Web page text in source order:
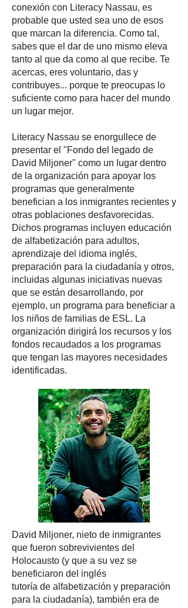
conexión con Literacy Nassau, es
probable que usted sea uno de esos
que marcan la diferencia. Como tal,
sabes que el dar de uno mismo eleva
tanto al que da como al que recibe. Te
acercas, eres voluntario, das y
contribuyes... porque te preocupas lo
suficiente como para hacer del mundo
un lugar mejor.
Literacy Nassau se enorgullece de
presentar el "Fondo del legado de
David Miljoner" como un lugar dentro
de la organización para apoyar los
programas que generalmente
benefician a los inmigrantes recientes y
otras poblaciones desfavorecidas.
Dichos programas incluyen educación
de alfabetización para adultos,
aprendizaje del idioma inglés,
preparación para la ciudadanía y otros,
incluidas algunas iniciativas nuevas
que se están desarrollando, por
ejemplo, un programa para beneficiar a
los niños de familias de ESL. La
organización dirigirá los recursos y los
fondos recaudados a los programas
que tengan las mayores necesidades
identificadas.
David Miljoner, nieto de inmigrantes
que fueron sobrevivientes del
Holocausto (y que a su vez se
beneficiaron del inglés
tutoría de alfabetización y preparación
para la ciudadanía), también era de